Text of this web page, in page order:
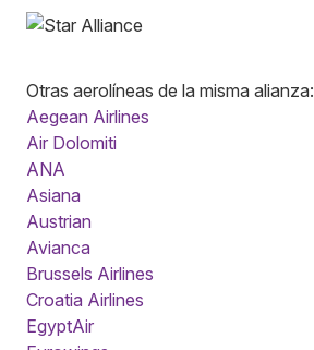
Otras aerolíneas de la misma alianza:
Aegean Airlines
Air Dolomiti
ANA
Asiana
Austrian
Avianca
Brussels Airlines
Croatia Airlines
EgyptAir